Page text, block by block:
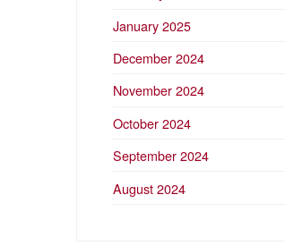
January 2025
December 2024
November 2024
October 2024
September 2024
August 2024